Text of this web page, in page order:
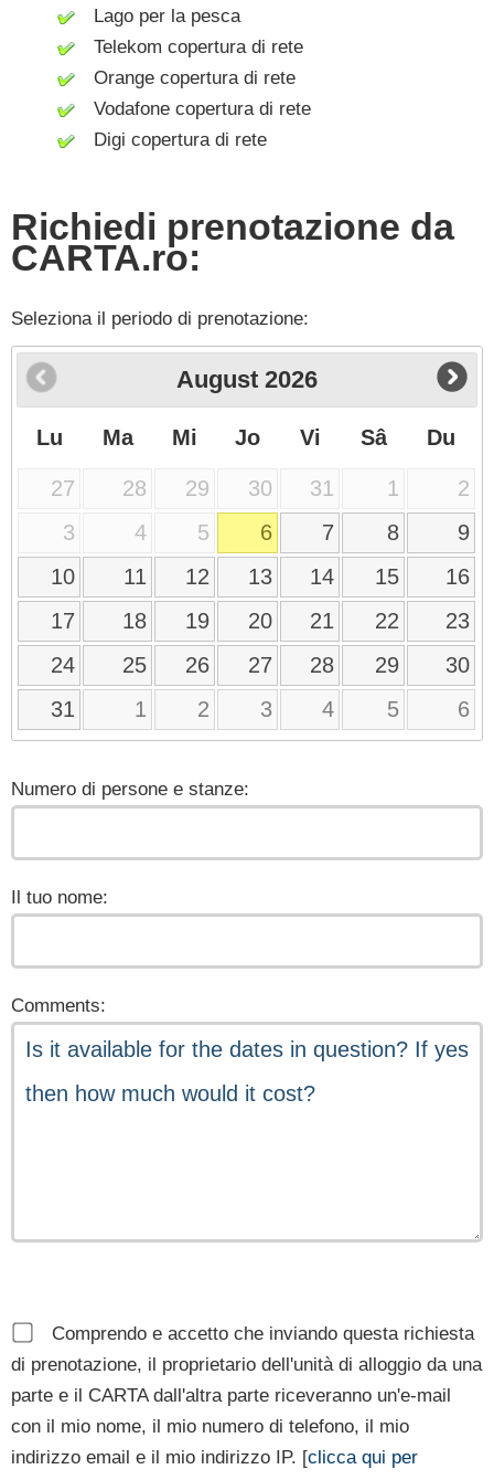
Lago per la pesca
Telekom copertura di rete
Orange copertura di rete
Vodafone copertura di rete
Digi copertura di rete
Richiedi prenotazione da
CARTA.ro:
Seleziona il periodo di prenotazione:
August 2026
Lu Ma Mi Jo Vi Sâ Du
27 28 29 30 31 1
2
3
4 5 6 7 8
9
10
11 12 13 14 15
16
17
18 19 20 21 22
23
24
25 26 27 28 29
30
31
1 2 3 4 5 6
Numero di persone e stanze:
Il tuo nome:
Comments:
Comprendo e accetto che inviando questa richiesta
di prenotazione, il proprietario dell'unità di alloggio da una
parte e il CARTA dall'altra parte riceveranno un'e-mail
con il mio nome, il mio numero di telefono, il mio
indirizzo email e il mio indirizzo IP. [clicca qui per